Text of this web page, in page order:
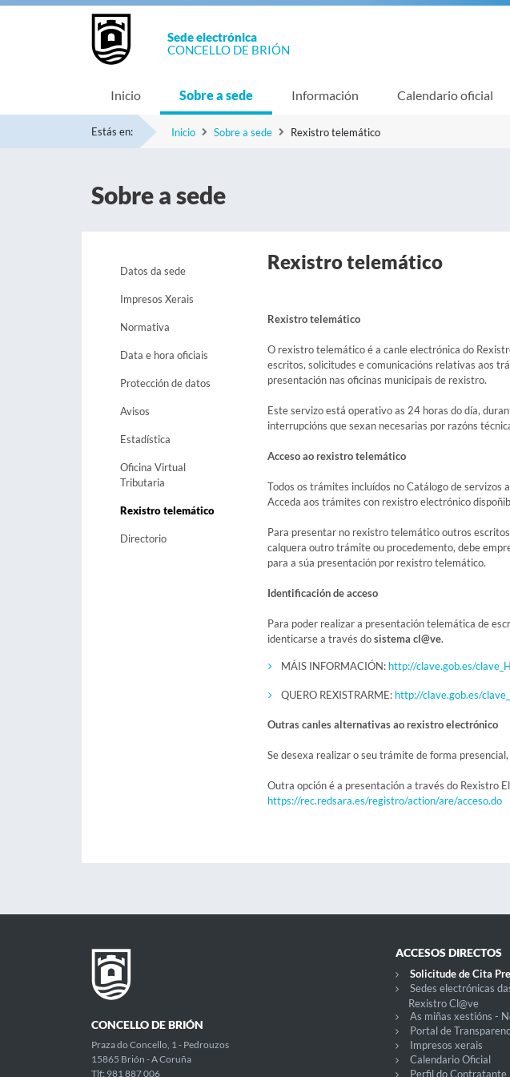
Sede electrónica
CONCELLO DE BRIÓN
Inicio Sobre a sede Información Calendario oficial
Estás en: Inicio Sobre a sede Rexistro telemático
Sobre a sede
Datos da sede
Impresos Xerais
Normativa
Data e hora oficiais
Protección de datos
Avisos
Estadística
Oficina Virtual
Tributaria
Rexistro telemático
Directorio
Rexistro telemático
Rexistro telemático
O rexistro telemático é a canle electrónica do
escritos, solicitudes e comunicacións relativas aos
presentación nas oficinas municipais de rexistro.
Este servizo está operativo as 24 horas do día,
interrupcións que sexan necesarias por razóns
Acceso ao rexistro telemático
Todos os trámites incluídos no Catálogo de
Acceda aos trámites con rexistro electrónico
Para presentar no rexistro telemático outros
calquera outro trámite ou procedemento, debe
para a súa presentación por rexistro telemático.
Identificación de acceso
Para poder realizar a presentación telemática de
identicarse a través dosistema cl@ve.
MÁIS INFORMACIÓN: http://clave.gob.es/
QUERO REXISTRARME: http://clave.gob.es/
Outras canles alternativas ao rexistro electrónico
Se desexa realizar o seu trámite de forma
Outra opción é a presentación a través do Rexistro
https://rec.redsara.es/registro/action/are/acceso.do
CONCELLO DE BRIÓN
Praza do Concello, 1 - Pedrouzos
15865 Brión - A Coruña
Tlf: 981 887 006
ACCESOS DIRECTOS
Solicitude de Cita
Sedes electrónicas
Rexistro Cl@ve
As miñas xestións -
Portal de
Impresos xerais
Calendario Oficial
Perfil do Contratante